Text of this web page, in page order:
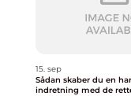
15. sep
Sådan skaber du en
indretning med de